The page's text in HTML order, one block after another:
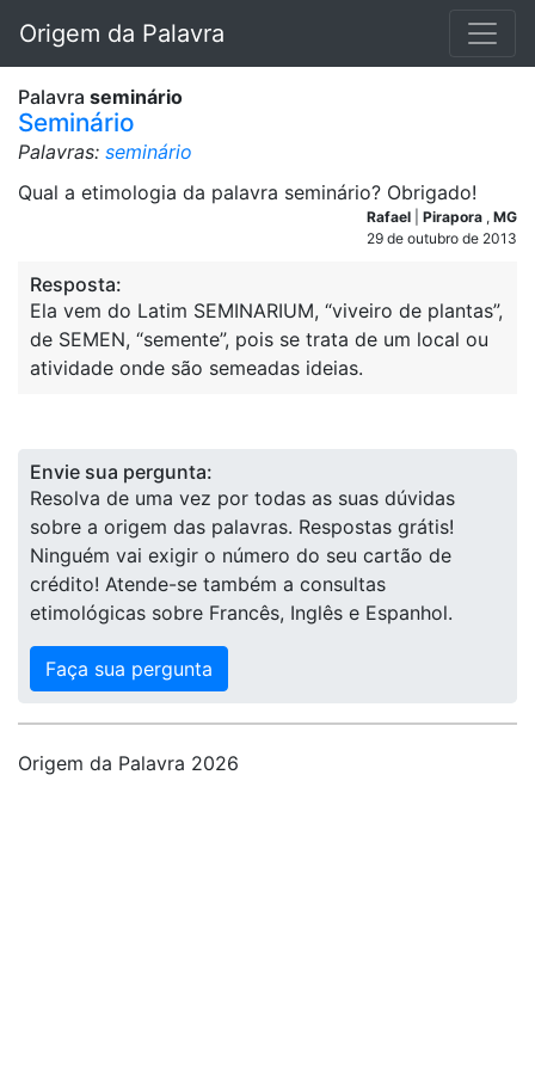
Origem da Palavra
Palavra seminário
Seminário
Palavras: seminário
Qual a etimologia da palavra seminário? Obrigado!
Rafael Pirapora , MG
29 de outubro de 2013
Resposta:
Ela vem do Latim SEMINARIUM, “viveiro de plantas”,
de SEMEN, “semente”, pois se trata de um local ou
atividade onde são semeadas ideias.
Envie sua pergunta:
Resolva de uma vez por todas as suas dúvidas
sobre a origem das palavras. Respostas grátis!
Ninguém vai exigir o número do seu cartão de
crédito! Atende-se também a consultas
etimológicas sobre Francês, Inglês e Espanhol.
Faça sua pergunta
Origem da Palavra 2026